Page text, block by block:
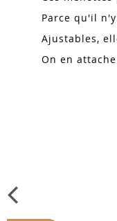
Parce qu'il
Ajustables,
On en